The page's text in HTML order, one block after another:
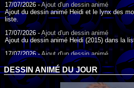
17/07/2026 -Ajout d'un dessin animé
Ajout du dessin animé Heidi et le lynx des
liste.
17/07/2026 -Ajout d'un dessin animé
Ajout du dessin animé Heidi (2015) dans la
17/07/2026 -Ajout d'un dessin animé
Ajout du dessin animé Heidi (1995) dans la
09/07/2026 -Ajout d'un dessin animé
Ajout du dessin animé Genki l'Aventurier de
DESSIN ANIMÉ DU JOUR